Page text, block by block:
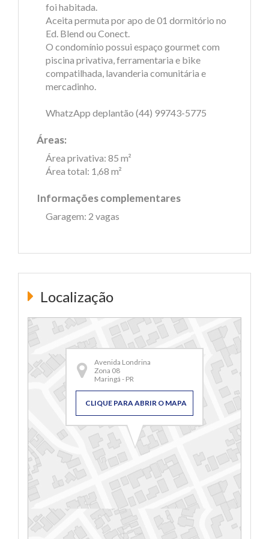
foi habitada.
Aceita permuta por apo de 01 dormitório no
Ed. Blend ou Conect.
O condomínio possui espaço gourmet com
piscina privativa, ferramentaria e bike
compatilhada, lavanderia comunitária e
mercadinho.
WhatzApp deplantão (44) 99743-5775
Áreas:
Área privativa: 85 m²
Área total: 1,68 m²
Informações complementares
Garagem: 2 vagas
Localização
Avenida Londrina
Zona 08
Maringá - PR
CLIQUE PARA ABRIR O MAPA